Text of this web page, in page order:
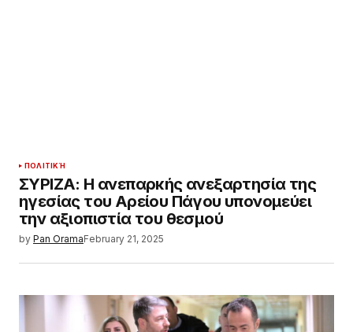
ΠΟΛΙΤΙΚΉ
ΣΥΡΙΖΑ: Η ανεπαρκής ανεξαρτησία της
ηγεσίας του Αρείου Πάγου υπονομεύει
την αξιοπιστία του θεσμού
by Pan OramaFebruary 21, 2025